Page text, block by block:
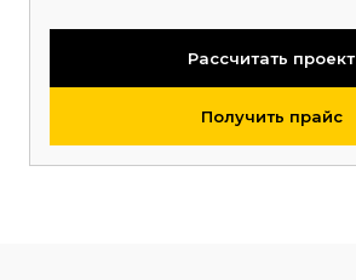
Рассчитать проект
Получить прайс